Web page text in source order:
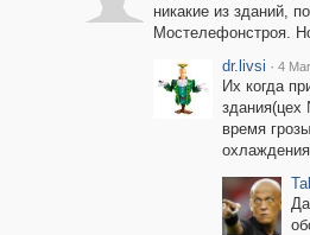
никакие из зданий,
Мостелефонстроя.
dr.livsi · 4
Их когда
здания(цех
время